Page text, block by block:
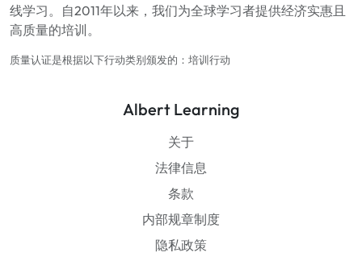
线学习。自2011年以来，我们为全球学习者提供经济实惠且
高质量的培训。
质量认证是根据以下行动类别颁发的：培训行动
Albert Learning
关于
法律信息
条款
内部规章制度
隐私政策